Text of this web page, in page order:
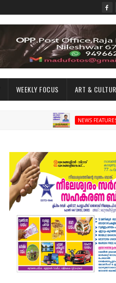
WEEKLY FOCUS ART &
NEWS FEATURES എന്റെ